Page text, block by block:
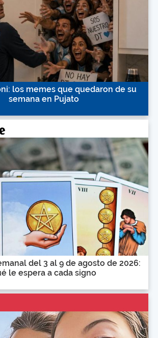
los memes que quedaron de su
semana en Pujato
del 3 al 9 de agosto de 2026:
le espera a cada signo